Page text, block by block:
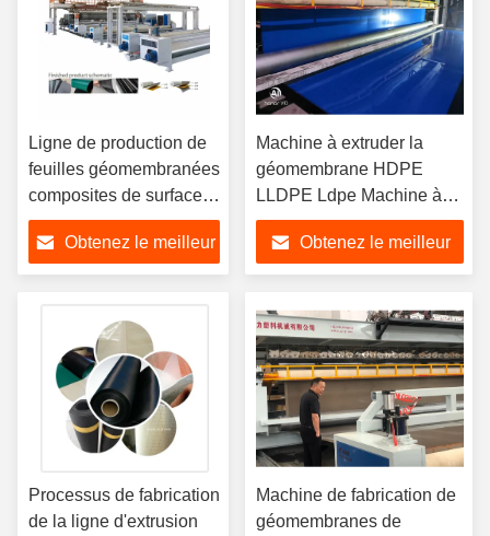
Ligne de production de
feuilles géomembranées
composites de surface
lisse/texturée/raide/textile
à pulvérisation sur
mesure
Obtenez le meilleur
Machine à extruder la
géomembrane HDPE
LLDPE Ldpe Machine à
fabriquer des films
plastiquesObtenez le meilleur
Processus de fabrication
de la ligne d'extrusion
Machine de fabrication de
géomembranes de